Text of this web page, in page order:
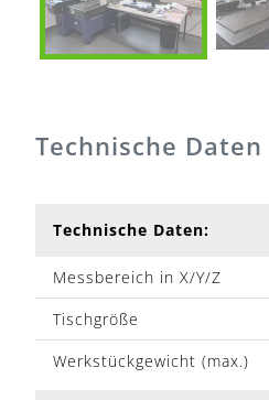
Technische Daten
Technische Daten:
Messbereich in X/Y/Z
Tischgröße
Werkstückgewicht (max.)